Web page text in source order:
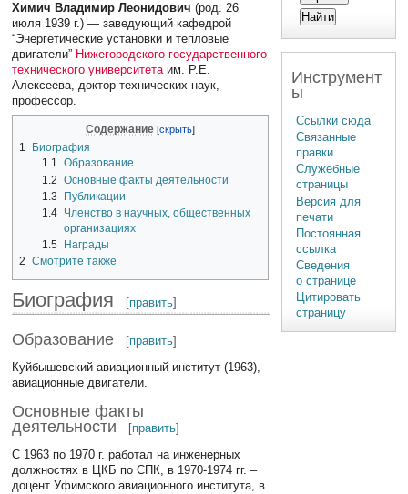
Химич Владимир Леонидович (род. 26
июля 1939 г.) — заведующий кафедрой
“Энергетические установки и тепловые
двигатели” Нижегородского государственного
технического университетаим. Р.Е.
Алексеева, доктор технических наук,
профессор.
Содержание
1
Биография
1.1 Образование
1.2 Основные факты деятельности
1.3
Публикации
1.4 Членство в научных, общественных
организациях
1.5
Награды
2
Смотрите также
Биография [править]
Образование [править]
Куйбышевский авиационный институт (1963),
авиационные двигатели.
Основные факты
деятельности
[править]
С 1963 по 1970 г. работал на инженерных
должностях в ЦКБ по СПК, в 1970-1974 гг. –
доцент Уфимского авиационного института, в
Инструмент
ы
Ссылки сюда
Связанные
правки
Служебные
страницы
Версия для
печати
Постоянная
ссылка
Сведения
о странице
Цитировать
страницу